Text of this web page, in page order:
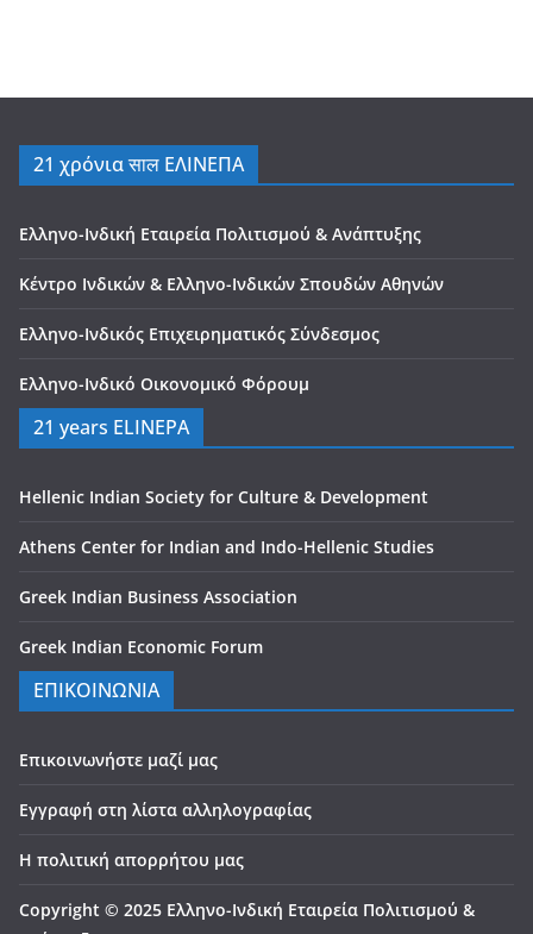
21 χρόνια साल ΕΛΙΝΕΠΑ
Ελληνο-Ινδική Εταιρεία Πολιτισμού & Ανάπτυξης
Κέντρο Ινδικών & Ελληνο-Ινδικών Σπουδών Αθηνών
Ελληνο-Ινδικός Επιχειρηματικός Σύνδεσμος
Ελληνο-Ινδικό Οικονομικό Φόρουμ
21 years ELINEPA
Hellenic Indian Society for Culture & Development
Athens Center for Indian and Indo-Hellenic Studies
Greek Indian Business Association
Greek Indian Economic Forum
ΕΠΙΚΟΙΝΩΝΙΑ
Επικοινωνήστε μαζί μας
Εγγραφή στη λίστα αλληλογραφίας
Η πολιτική απορρήτου μας
Copyright © 2025 Ελληνο-Ινδική Εταιρεία Πολιτισμού &